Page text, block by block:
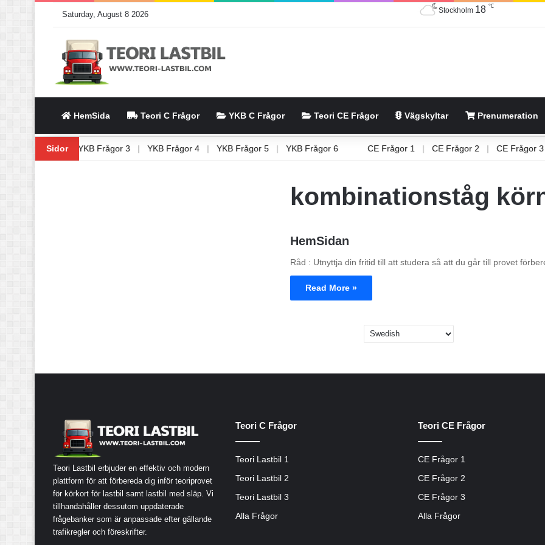
Saturday, August 8 2026 Stockholm 18 ℃
HemSida Teori C Frågor YKB C Frågor Teori CE Frågor Vägskyltar Prenumeration
Sidor
YKB Frågor 2 | YKB Frågor 3 | YKB Frågor 4 | YKB Frågor 5 | YKB Frågor 6 CE Frågor 1 | CE Frågor 2 | CE
kombinationståg
HemSidan
Råd : Utnyttja din fritid till att studera så att du går till provet
Read More »
Teori Lastbil erbjuder en effektiv och modern
plattform för att förbereda dig inför teoriprovet
för körkort för lastbil samt lastbil med släp. Vi
tillhandahåller dessutom uppdaterade
frågebanker som är anpassade efter gällande
trafikregler och föreskrifter.
Teori C Frågor
Teori Lastbil 1
Teori Lastbil 2
Teori Lastbil 3
Alla Frågor
Teori CE Frågor
CE Frågor 1
CE Frågor 2
CE Frågor 3
Alla Frågor